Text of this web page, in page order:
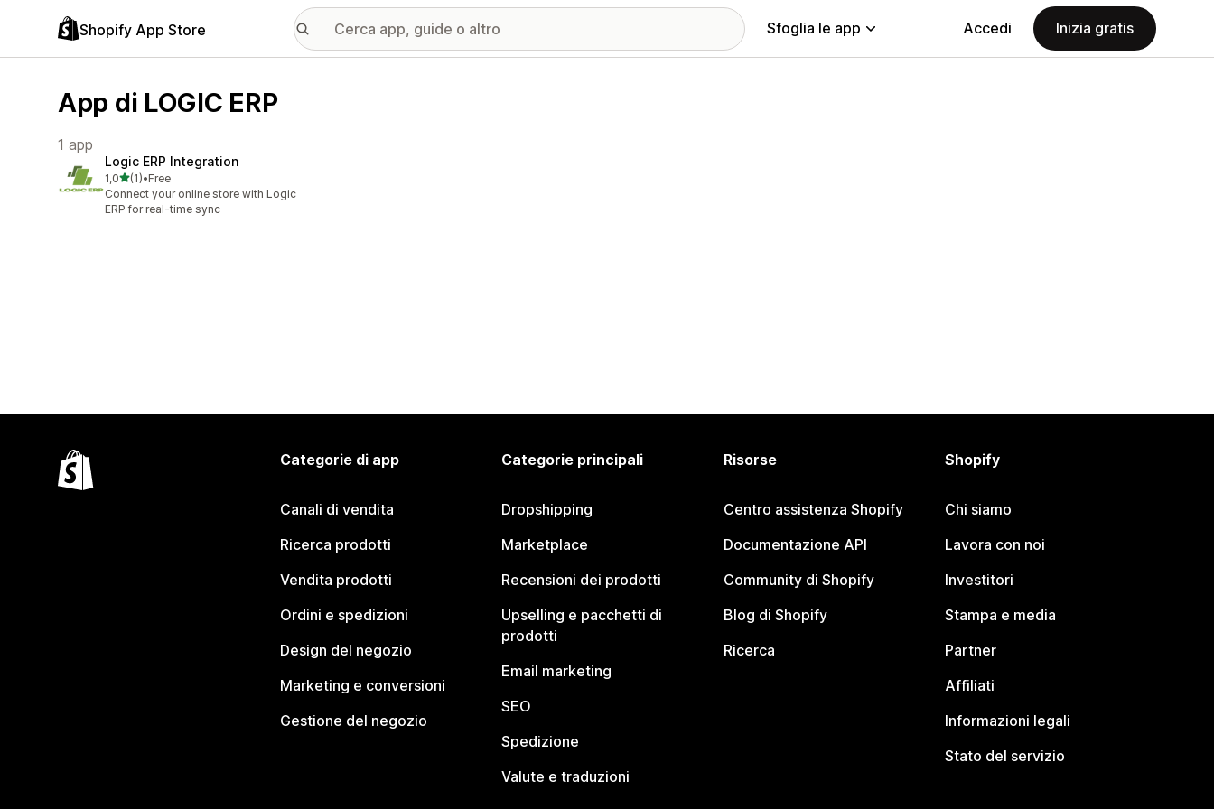
Shopify App Store Sfoglia le app Accedi Inizia gratis
App di LOGIC ERP
1 app
Logic ERP Integration
1,0stelle su 5
(1)
1 recensioni totali
•Free
Connect your online store with Logic
ERP for real-time sync
Categorie di app
Canali di vendita
Ricerca prodotti
Vendita prodotti
Ordini e spedizioni
Design del negozio
Marketing e conversioni
Gestione del negozio
Categorie principali
Dropshipping
Marketplace
Recensioni dei prodotti
Upselling e pacchetti di
prodotti
Email marketing
SEO
Spedizione
Valute e traduzioni
Risorse
Centro assistenza Shopify
Documentazione API
Community di Shopify
Blog di Shopify
Ricerca
Shopify
Chi siamo
Lavora con noi
Investitori
Stampa e media
Partner
Affiliati
Informazioni legali
Stato del servizio